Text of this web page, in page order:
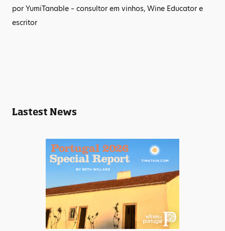
por YumiTanable – consultor em vinhos, Wine Educator e
escritor
Lastest News